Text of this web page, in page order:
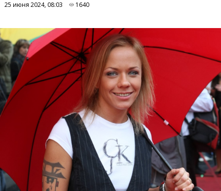
Б
В
И
С
Т
25 июня 2024, 08:03 1640